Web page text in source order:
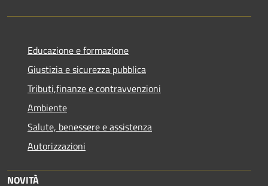
Educazione e formazione
Giustizia e sicurezza pubblica
Tributi,finanze e contravvenzioni
Ambiente
Salute, benessere e assistenza
Autorizzazioni
NOVITÀ